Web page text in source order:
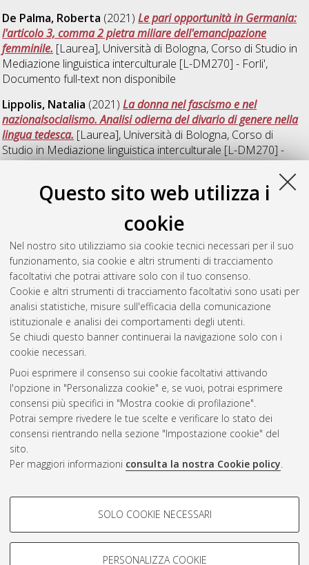
Questo sito web utilizza i
cookie
Nel nostro sito utilizziamo sia cookie tecnici necessari per il suo
funzionamento, sia cookie e altri strumenti di tracciamento
facoltativi che potrai attivare solo con il tuo consenso.
Cookie e altri strumenti di tracciamento facoltativi sono usati per
analisi statistiche, misure sull'efficacia della comunicazione
istituzionale e analisi dei comportamenti degli utenti.
Se chiudi questo banner continuerai la navigazione solo con i
cookie necessari.
Puoi esprimere il consenso sui cookie facoltativi attivando
l'opzione in "Personalizza cookie" e, se vuoi, potrai esprimere
consensi più specifici in "Mostra cookie di profilazione".
Potrai sempre rivedere le tue scelte e verificare lo stato dei
consensi rientrando nella sezione "Impostazione cookie" del
sito.
Per maggiori informazioni consulta la nostra Cookie policy.
COOKIE DI PROFILAZIONE -
Si tratta di cookie utilizzati per analizzare le caratteristiche della
navigazione degli utenti, creare profili in base al loro comportamento
SOLO COOKIE NECESSARI
PERSONALIZZA COOKIE
De Palma, Roberta (2021)Le pari opportunità in Germania:
l'articolo 3, comma 2 pietra miliare dell'emancipazione
femminile. [Laurea], Università di Bologna, Corso di Studio in
Mediazione linguistica interculturale [L-DM270] - Forli',
Documento full-text non disponibile
Lippolis, Natalia (2021)La donna nel fascismo e nel
nazionalsocialismo. Analisi odierna del divario di genere nella
lingua tedesca. [Laurea], Università di Bologna, Corso di
Studio inMediazione linguistica interculturale [L-DM270] -
Forli', Documento ad accesso riservato.
Sommer, Katrin(2021)Siamo con voi? – Eine
korpuslinguistische Diskursanalyse über das Italien- und
Deutschlandbild in deutschen und italienischen
magistrale], Università di Bologna, Corso di Studio in
Specialized translation [LM-DM270] - Forli' , Documento ad
accesso riservato.
Questa lista e' stata generata ilThu Aug 6 22:53:40 2026
CEST
Atom
Rss 1.0
Rss 2.0
AMS Laurea
Impostazioni Cookie
Informativa sulla privacy
Condizioni d’uso del sito